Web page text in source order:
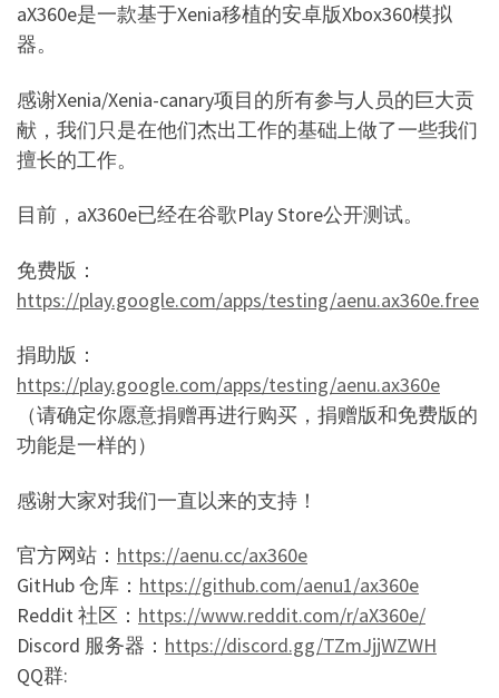
aX360e是一款基于Xenia移植的安卓版Xbox360模拟
器。
感谢Xenia/Xenia-canary项目的所有参与人员的巨大贡
献，我们只是在他们杰出工作的基础上做了一些我们
擅长的工作。
目前，aX360e已经在谷歌Play Store公开测试。
免费版：
https://play.google.com/apps/testing/aenu.ax360e.free
捐助版：
https://play.google.com/apps/testing/aenu.ax360e
（请确定你愿意捐赠再进行购买，捐赠版和免费版的
功能是一样的）
感谢大家对我们一直以来的支持！
官方网站： https://aenu.cc/ax360e
GitHub 仓库： https://github.com/aenu1/ax360e
Reddit 社区： https://www.reddit.com/r/aX360e/
Discord 服务器： https://discord.gg/TZmJjjWZWH
QQ群: